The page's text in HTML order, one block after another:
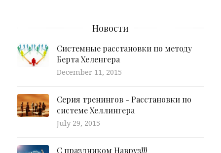
Новости
Системные расстановки по методу
Берта Хеленгера
December 11, 2015
Серия тренингов - Расстановки по
системе Хеллингера
July 29, 2015
С праздником Навруз!!!